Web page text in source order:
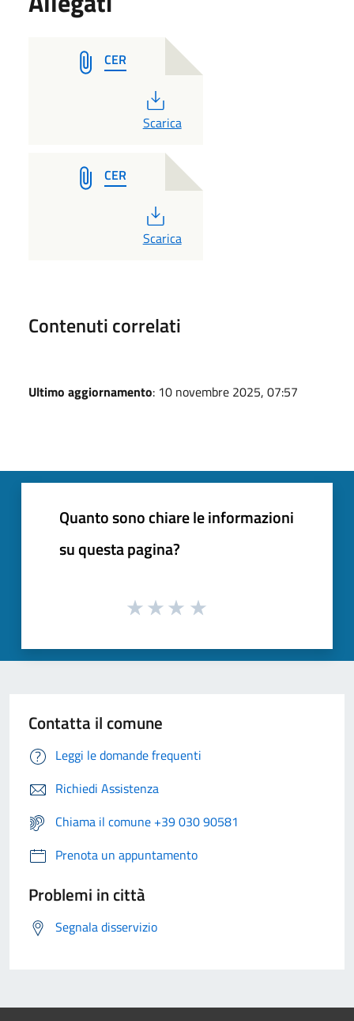
CER
PDF
Scarica
CER
PDF
Scarica
Contenuti correlati
Ultimo aggiornamento: 10 novembre 2025, 07:57
Quanto sono chiare le informazioni
su questa pagina?
Contatta il comune
Leggi le domande frequenti
Richiedi Assistenza
Chiama il comune +39 030 90581
Prenota un appuntamento
Problemi in città
Segnala disservizio